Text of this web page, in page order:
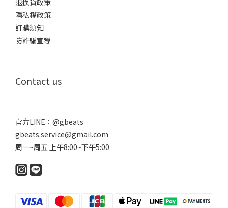
隱私權政策
訂購須知
防詐騙宣導
Contact us
官方LINE： @gbeats
gbeats.service@gmail.com
周一~周五 上午8:00~下午5:00